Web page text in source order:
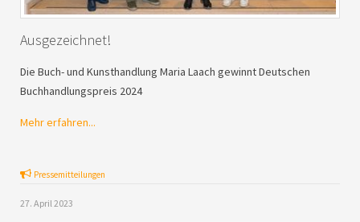
Ausgezeichnet!
Die Buch- und Kunsthandlung Maria Laach gewinnt Deutschen
Buchhandlungspreis 2024
Mehr erfahren...
Pressemitteilungen
27. April 2023